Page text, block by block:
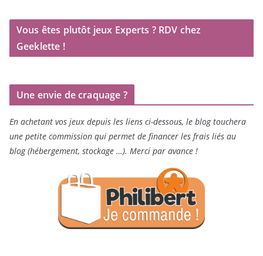
Vous êtes plutôt jeux Experts ? RDV chez
Geeklette !
Une envie de craquage ?
En achetant vos jeux depuis les liens ci-dessous, le blog touchera
une petite commission qui permet de financer les frais liés au
blog (hébergement, stockage …). Merci par avance !